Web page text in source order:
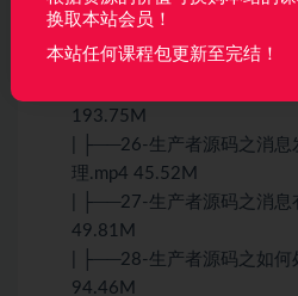
| ├──24-生产者源码之如何
251.12M
193.75M
| ├──26-生产者源码之消息
理.mp4 45.52M
| ├──27-生产者源码之消息
49.81M
| ├──28-生产者源码之如何
94.46M
换取本站会员！
本站任何课程包更新至完结！